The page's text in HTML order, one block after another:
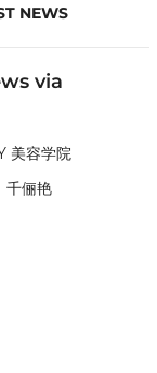
NEWS
via
美容学院
千俪艳